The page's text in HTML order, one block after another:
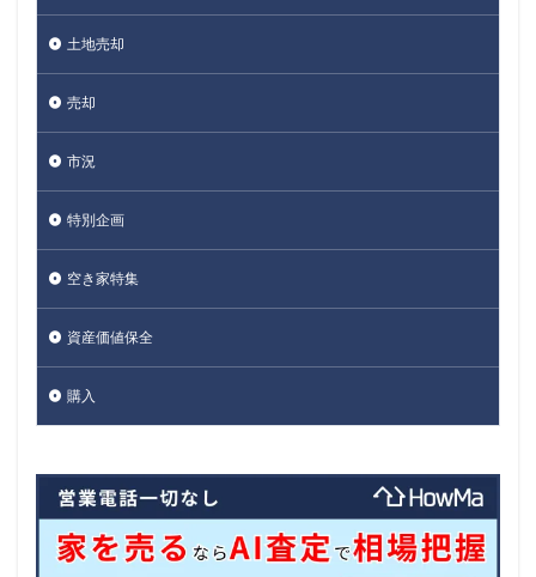
土地売却
売却
市況
特別企画
空き家特集
資産価値保全
購入